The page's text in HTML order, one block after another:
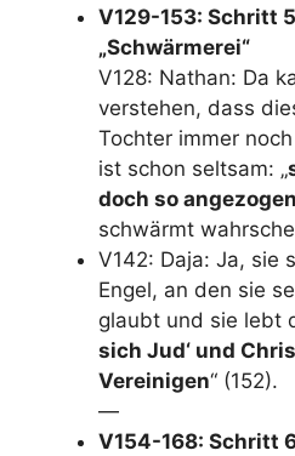
V129-153: Schritt
„Schwärmerei“
V128: Nathan: Da
verstehen, dass
Tochter immer
ist schon seltsam: „
doch so
schwärmt
V142: Daja: Ja, sie
Engel, an den sie
glaubt und sie lebt
sich Jud‘ und
Vereinigen“ (152).
—
V154-168: Schritt